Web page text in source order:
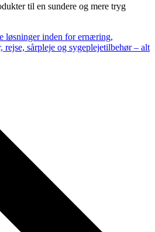
til en sundere og mere tryg
løsninger inden for ernæring,
sårpleje og sygeplejetilbehør – alt